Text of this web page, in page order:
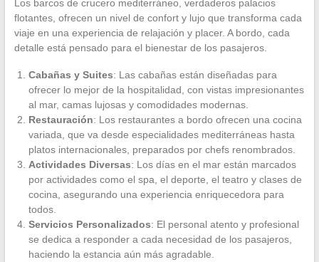
Los barcos de crucero mediterráneo, verdaderos palacios
flotantes, ofrecen un nivel de confort y lujo que transforma cada
viaje en una experiencia de relajación y placer. A bordo, cada
detalle está pensado para el bienestar de los pasajeros.
Cabañas y Suites: Las cabañas están diseñadas para
ofrecer lo mejor de la hospitalidad, con vistas impresionantes
al mar, camas lujosas y comodidades modernas.
Restauración: Los restaurantes a bordo ofrecen una cocina
variada, que va desde especialidades mediterráneas hasta
platos internacionales, preparados por chefs renombrados.
Actividades Diversas: Los días en el mar están marcados
por actividades como el spa, el deporte, el teatro y clases de
cocina, asegurando una experiencia enriquecedora para
todos.
Servicios Personalizados: El personal atento y profesional
se dedica a responder a cada necesidad de los pasajeros,
haciendo la estancia aún más agradable.